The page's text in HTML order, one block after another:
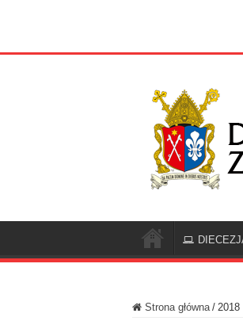
Strona główna / 2018